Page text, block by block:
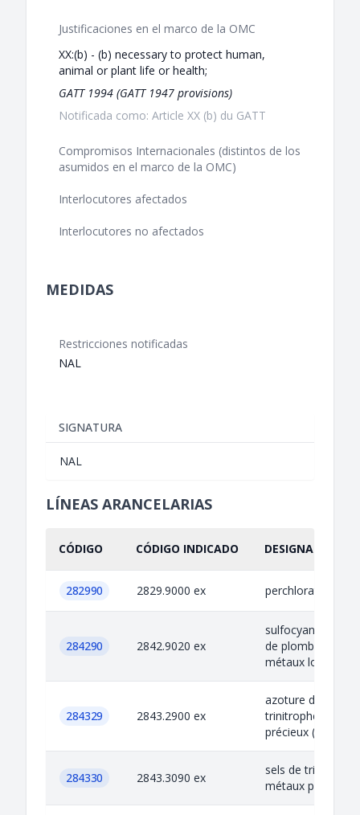
Justificaciones en el marco de la OMC
XX:(b) - (b) necessary to protect human,
animal or plant life or health;
GATT 1994 (GATT 1947 provisions)
Notificada como: Article XX (b) du GATT
Compromisos Internacionales (distintos de los
asumidos en el marco de la OMC)
Interlocutores afectados
Interlocutores no afectados
MEDIDAS
Restricciones notificadas
NAL
SIGNATURA
NAL
LÍNEAS ARANCELARIAS
CÓDIGO CÓDIGO INDICADO DESIGNACIÓN
282990 2829.9000 ex perchlorate
284290 2842.9020 ex
sulfocyanure
de plomb,
métaux lourds
284329 2843.2900 ex
azoture d'argent,
trinitrophénol de
précieux (picrates)
284330 2843.3090 ex
sels de
métaux précieux